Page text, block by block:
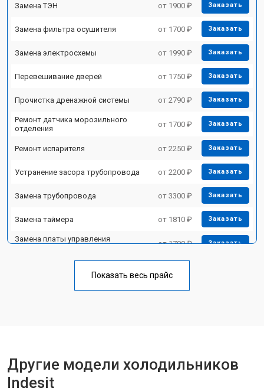
Замена ТЭН от 1900 ₽ Заказать
Замена фильтра осушителя от 1700 ₽ Заказать
Замена электросхемы от 1990 ₽ Заказать
Перевешивание дверей от 1750 ₽ Заказать
Прочистка дренажной системы от 2790 ₽ Заказать
Ремонт датчика морозильного
отделения
от 1700 ₽ Заказать
Ремонт испарителя от 2250 ₽ Заказать
Устранение засора трубопровода от 2200 ₽ Заказать
Замена трубопровода от 3300 ₽ Заказать
Замена таймера от 1810 ₽ Заказать
Замена платы управления
от 1700 ₽ Заказать
Ремонт/замена датчика
Замена термостата от 1700 ₽
Замена нагревателя испарителя от 2550 ₽ Заказать
Показать весь прайс
Другие модели холодильников
Indesit